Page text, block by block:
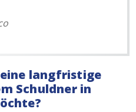
langfristige
Schuldner in